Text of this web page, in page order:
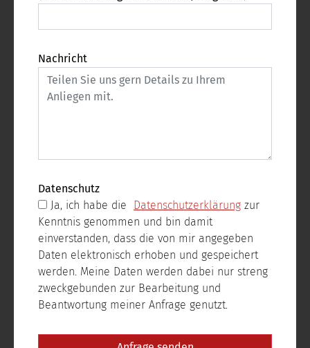
Nachricht
Datenschutz
Ja, ich habe die
Datenschutzerklärung
Kenntnis genommen und bin damit
einverstanden, dass die von mir angegeben
Daten elektronisch erhoben und gespeichert
werden. Meine Daten werden dabei nur streng
zweckgebunden zur Bearbeitung und
Beantwortung meiner Anfrage genutzt.